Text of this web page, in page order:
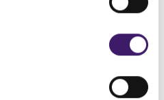
worden van online
Bunq heeft toegelicht